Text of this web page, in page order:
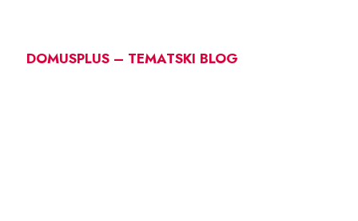
DOMUSPLUS – TEMATSKI BLOG